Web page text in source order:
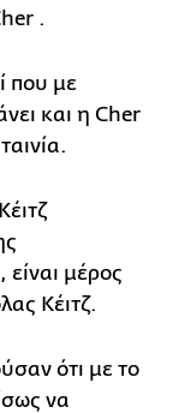
.
που με
και η Cher
μέρος
Κέιτζ.
ότι με το
να